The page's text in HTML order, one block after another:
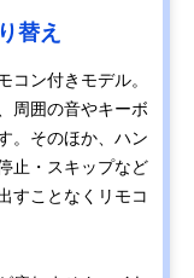
替え
コン付きモデル。
周囲の音やキーボ
。そのほか、ハン
止・スキップなど
すことなくリモコ